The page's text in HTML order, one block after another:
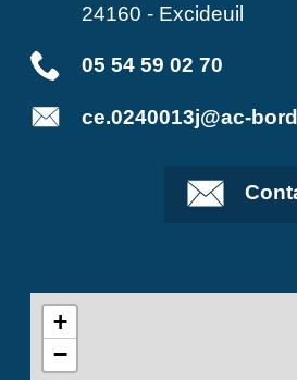
24160 - Excideuil
05 54 59 02 70
ce.0240013j@ac-
+
−